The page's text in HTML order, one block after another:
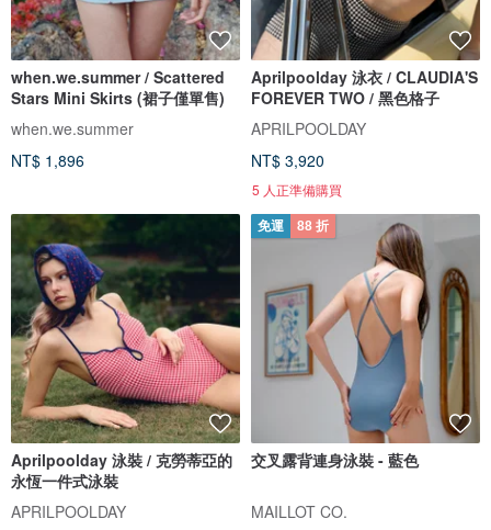
when.we.summer / Scattered
Stars Mini Skirts (裙子僅單售)
when.we.summer
NT$ 1,896
Aprilpoolday 泳衣 / CLAUDIA'S
FOREVER TWO / 黑色格子
APRILPOOLDAY
NT$ 3,920
5 人正準備購買
Aprilpoolday 泳裝 / 克勞蒂亞的
永恆一件式泳裝
APRILPOOLDAY
免運 88 折
交叉露背連身泳裝 - 藍色
MAILLOT CO.